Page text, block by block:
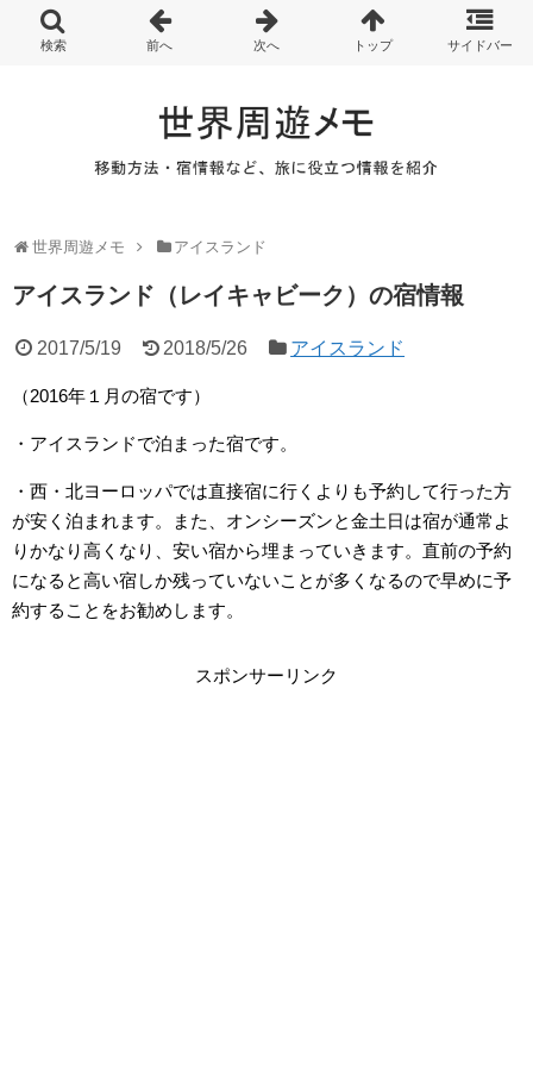
世界周遊メモ アイスランド
アイスランド（レイキャビーク）の宿情報
2017/5/19 2018/5/26 アイスランド
（2016年１月の宿です）
・アイスランドで泊まった宿です。
・西・北ヨーロッパでは直接宿に行くよりも予約して行った方
が安く泊まれます。また、オンシーズンと金土日は宿が通常よ
りかなり高くなり、安い宿から埋まっていきます。直前の予約
になると高い宿しか残っていないことが多くなるので早めに予
約することをお勧めします。
スポンサーリンク